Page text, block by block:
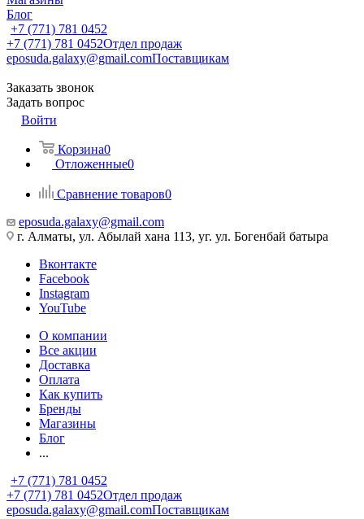
Блог
+7 (771) 781 0452
+7 (771) 781 0452Отдел продаж
eposuda.galaxy@gmail.comПоставщикам
Заказать звонок
Задать вопрос
Войти
Корзина0
Отложенные0
Сравнение товаров0
eposuda.galaxy@gmail.com
г. Алматы, ул. Абылай хана 113, уг. ул. Богенбай батыра
Вконтакте
Facebook
Instagram
YouTube
О компании
Все акции
Доставка
Оплата
Как купить
Бренды
Магазины
Блог
...
+7 (771) 781 0452
+7 (771) 781 0452Отдел продаж
eposuda.galaxy@gmail.comПоставщикам